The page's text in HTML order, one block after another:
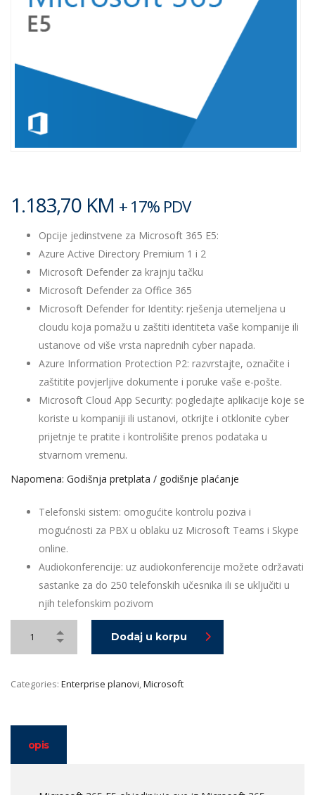
1.183,70 KM + 17% PDV
Opcije jedinstvene za Microsoft 365 E5:
Azure Active Directory Premium 1 i 2
Microsoft Defender za krajnju tačku
Microsoft Defender za Office 365
Microsoft Defender for Identity: rješenja utemeljena u
cloudu koja pomažu u zaštiti identiteta vaše kompanije ili
ustanove od više vrsta naprednih cyber napada.
Azure Information Protection P2: razvrstajte, označite i
zaštitite povjerljive dokumente i poruke vaše e-pošte.
Microsoft Cloud App Security: pogledajte aplikacije koje se
koriste u kompaniji ili ustanovi, otkrijte i otklonite cyber
prijetnje te pratite i kontrolišite prenos podataka u
stvarnom vremenu.
Napomena: Godišnja pretplata / godišnje plaćanje
Telefonski sistem: omogućite kontrolu poziva i
mogućnosti za PBX u oblaku uz Microsoft Teams i Skype
online.
Audiokonferencije: uz audiokonferencije možete održavati
sastanke za do 250 telefonskih učesnika ili se uključiti u
njih telefonskim pozivom
Dodaj u korpu
Categories: Enterprise planovi,Microsoft
opis